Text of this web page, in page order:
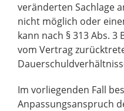
veränderten Sachlage
nicht möglich oder
kann nach § 313 Abs. 3
vom Vertrag
Im vorliegenden Fall
Anpassungsanspruch